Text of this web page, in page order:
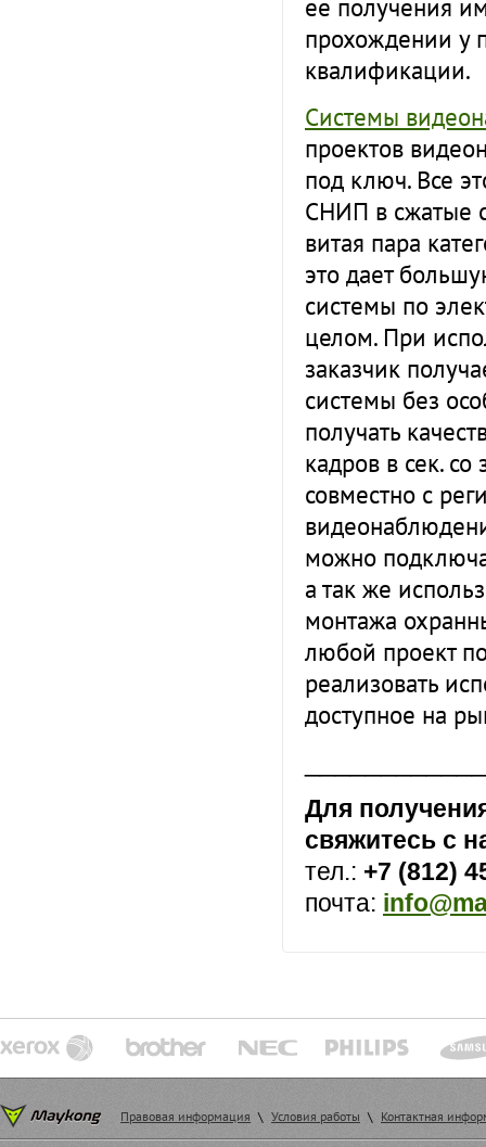
ее получения
прохождении у
квалификации.
Системы
проектов
под ключ. Все
СНИП в сжатые
витая пара
это дает
системы по
целом. При
заказчик
системы без
получать
кадров в сек.
совместно с
можно
а так же
монтажа
любой проект
реализовать
доступное на
Для
свяжитесь с
тел.: +7 (812)
почта:
Правовая информация \ Условия работы \ Контактная